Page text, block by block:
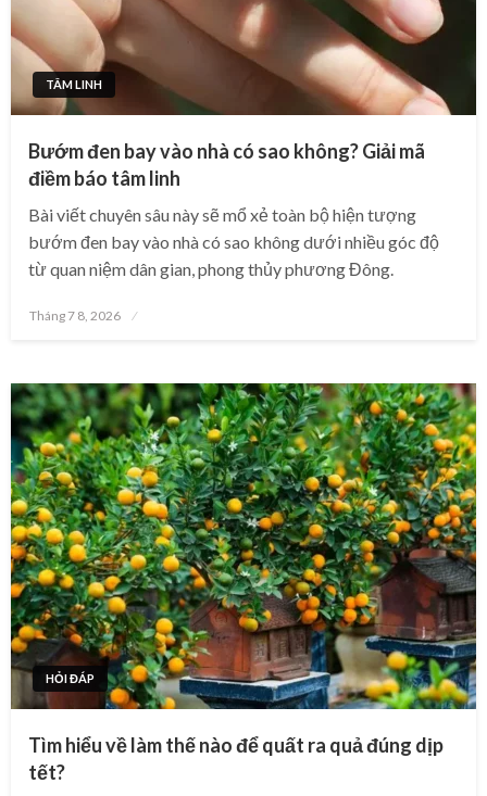
TÂM LINH
Bướm đen bay vào nhà có sao không? Giải mã
điềm báo tâm linh
Bài viết chuyên sâu này sẽ mổ xẻ toàn bộ hiện tượng
bướm đen bay vào nhà có sao không dưới nhiều góc độ
từ quan niệm dân gian, phong thủy phương Đông.
Posted
Tháng 7 8, 2026
HỎI ĐÁP
Tìm hiểu về làm thế nào để quất ra quả đúng dịp
tết?